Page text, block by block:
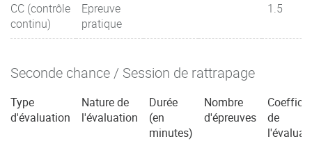
CC (contrôle
continu)
Epreuve
pratique
1.5
Seconde chance / Session de rattrapage
Type
d'évaluation
Nature de
l'évaluation
Durée
(en
minutes)
Nombre
d'épreuves
de